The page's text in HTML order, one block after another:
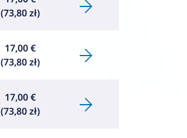
(73,80 zł)
17,00 €
(73,80 zł)
17,00 €
(73,80 zł)